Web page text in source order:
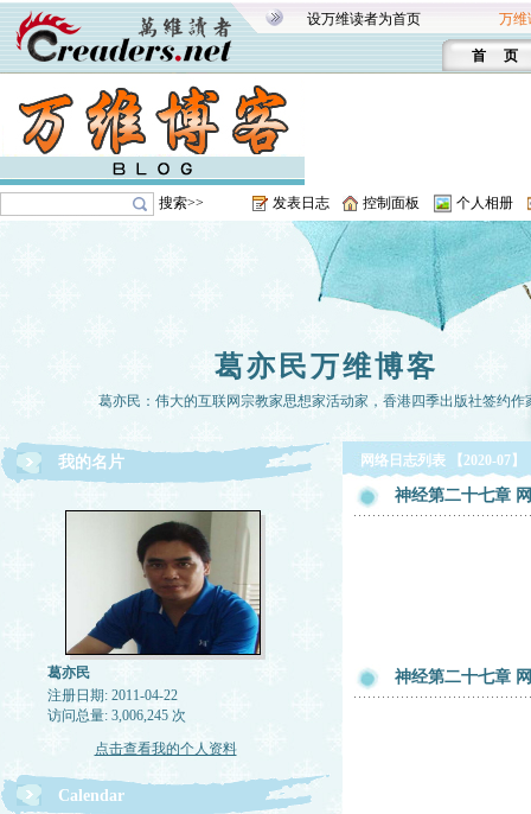
设万维读者为首页 万维
首 页
搜索>> 发表日志 控制面板 个人相册
葛亦民万维博客
葛亦民：伟大的互联网宗教家思想家活动家，香港四季出版社签约作
我的名片
葛亦民
注册日期: 2011-04-22
访问总量: 3,006,245 次
点击查看我的个人资料
Calendar
网络日志列表 【2020-07】
神经第二十七章
神经第二十七章